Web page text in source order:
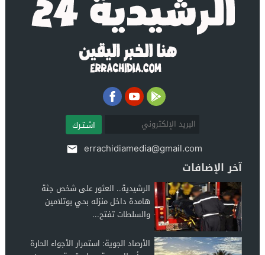
اشـتـرك
errachidiamedia@gmail.com
آخر الإضافات
الرشيدية.. العثور على شخص جثة
هامدة داخل منزله بحي بوتلامين
والسلطات تفتح...
الأرصاد الجوية: استمرار الأجواء الحارة